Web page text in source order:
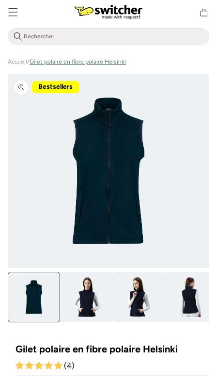
directement
d'achat
Accueil/Gilet polaire en fibre polaire Helsinki
Bestsellers
l'information
sur le
Ouvrir
Gilet polaire en fibre polaire Helsinki
(4)